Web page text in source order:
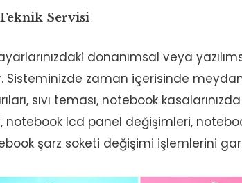
Servisi
donanımsal veya
Sisteminizde zaman içerisinde
sıvı teması, notebook
lcd panel değişimleri,
şarz soketi değişimi işlemlerini